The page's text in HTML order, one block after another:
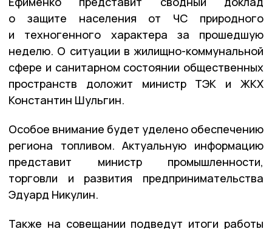
о защите населения от ЧС природного
и техногенного характера за прошедшую
неделю. О ситуации в жилищно-коммунальной
сфере и санитарном состоянии общественных
пространств доложит министр ТЭК и ЖКХ
Константин Шульгин.
Особое внимание будет уделено обеспечению
региона топливом. Актуальную информацию
представит министр промышленности,
торговли и развития предпринимательства
Эдуард Никулин.
Также на совещании подведут итоги работы